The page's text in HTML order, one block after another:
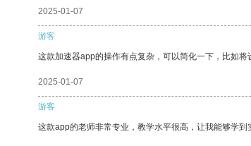
2025-01-07
游客
这款加速器app的操作有点复杂，可以简化一下，比如将
2025-01-07
游客
这款app的老师非常专业，教学水平很高，让我能够学到